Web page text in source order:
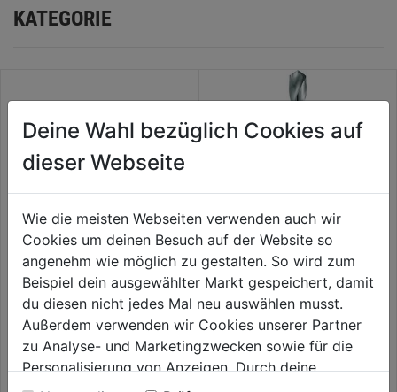
KATEGORIE
Metallbohrer HSS-G RED HEX
Titan 1/4" 7,0x109mm
0.0 (0)
7,59€
Spiralbohrer HSS ECo DIN
1897 PZ extrakurz SB
0.0 (0)
7,59€
Deine Wahl bezüglich Cookies auf
dieser Webseite
Wie die meisten Webseiten verwenden auch wir
Cookies um deinen Besuch auf der Website so
angenehm wie möglich zu gestalten. So wird zum
Beispiel dein ausgewählter Markt gespeichert, damit
du diesen nicht jedes Mal neu auswählen musst.
Außerdem verwenden wir Cookies unserer Partner
zu Analyse- und Marketingzwecken sowie für die
Personalisierung von Anzeigen. Durch deine
Einwilligung werden die Daten von Drittanbieter,